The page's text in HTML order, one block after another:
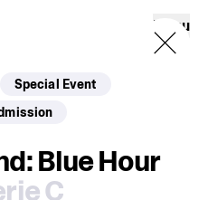
Menu
Special Event
Blue Hour
C